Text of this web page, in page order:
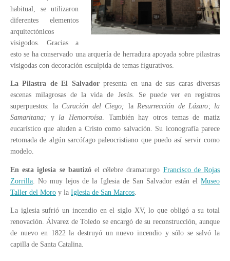
habitual, se utilizaron
diferentes elementos
arquitectónicos
visigodos. Gracias a
esto se ha conservado una arquería de herradura apoyada sobre pilastras
visigodas con decoración esculpida de temas figurativos.
La Pilastra de El Salvadorpresenta en una de sus caras diversas
escenas milagrosas de la vida de Jesús. Se puede ver en registros
superpuestos: laCuración del Ciego; laResurrección de Lázaro;la
Samaritana; yla Hemorroísa. También hay otros temas de matiz
eucarístico que aluden a Cristo como salvación. Su iconografía parece
retomada de algún sarcófago paleocristiano que puedo así servir como
modelo.
En esta iglesia se bautizóel célebre dramaturgo Francisco de Rojas
Zorrilla . No muy lejos de la Iglesia de San Salvador están el Museo
Taller del Moro y la Iglesia de San Marcos
La iglesia sufrió un incendio en el siglo XV, lo que obligó a su total
renovación. Álvarez de Toledo se encargó de su reconstrucción, aunque
de nuevo en 1822 la destruyó un nuevo incendio y sólo se salvó la
capilla de Santa Catalina.